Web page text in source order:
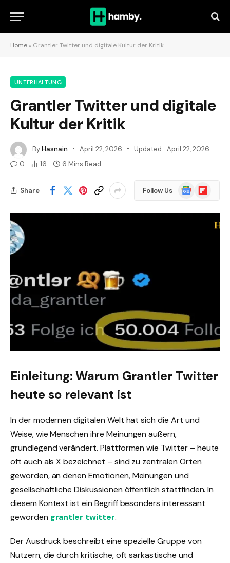
Home » Grantler Twitter und digitale Kultur der Kritik
UNTERHALTUNG
Grantler Twitter und digitale
Kultur der Kritik
ByHasnain April 22, 2026 Updated: April 22, 2026
0
16 6 Mins Read
Share Follow Us
Google
News
Flipboard
Einleitung: Warum Grantler Twitter
heute so relevant ist
In der modernen digitalen Welt hat sich die Art und
Weise, wie Menschen ihre Meinungen äußern,
grundlegend verändert. Plattformen wie Twitter – heute
oft auch als X bezeichnet – sind zu zentralen Orten
geworden, an denen Emotionen, Meinungen und
gesellschaftliche Diskussionen öffentlich stattfinden. In
diesem Kontext ist ein Begriff besonders interessant
geworden grantler twitter.
Der Ausdruck beschreibt eine spezielle Gruppe von
Nutzern, die durch kritische, oft sarkastische und